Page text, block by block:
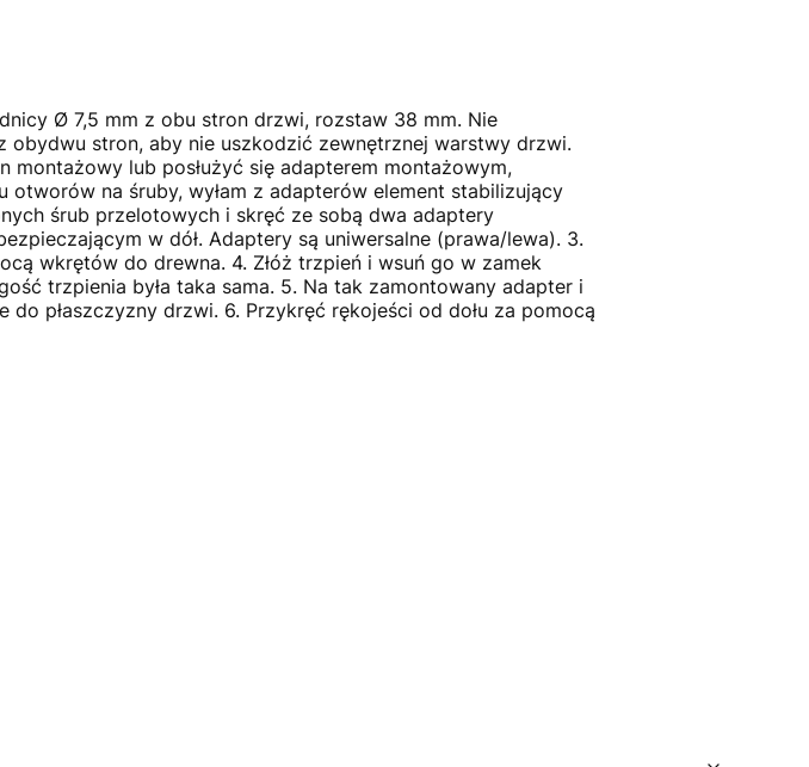
Ø 7,5 mm z obu stron drzwi, rozstaw 38 mm. Nie
stron, aby nie uszkodzić zewnętrznej warstwy drzwi.
lub posłużyć się adapterem montażowym,
na śruby, wyłam z adapterów element stabilizujący
śrub przelotowych i skręć ze sobą dwa adaptery
w dół. Adaptery są uniwersalne (prawa/lewa). 3.
wkrętów do drewna. 4. Złóż trzpień i wsuń go w zamek
trzpienia była taka sama. 5. Na tak zamontowany adapter i
płaszczyzny drzwi. 6. Przykręć rękojeści od dołu za pomocą